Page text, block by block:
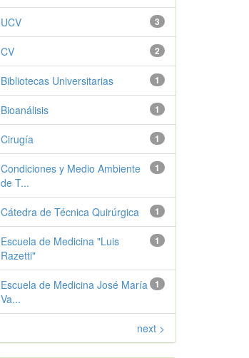
3
UCV
2
CV
1
Bibliotecas Universitarias
1
Bioanálisis
1
Cirugía
1
Condiciones y Medio Ambiente
de T...
1
Cátedra de Técnica Quirúrgica
1
Escuela de Medicina "Luis
Razetti"
1
Escuela de Medicina José María
Va...
next >